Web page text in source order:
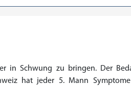
in Schwung zu bringen. Der
hat jeder 5. Mann